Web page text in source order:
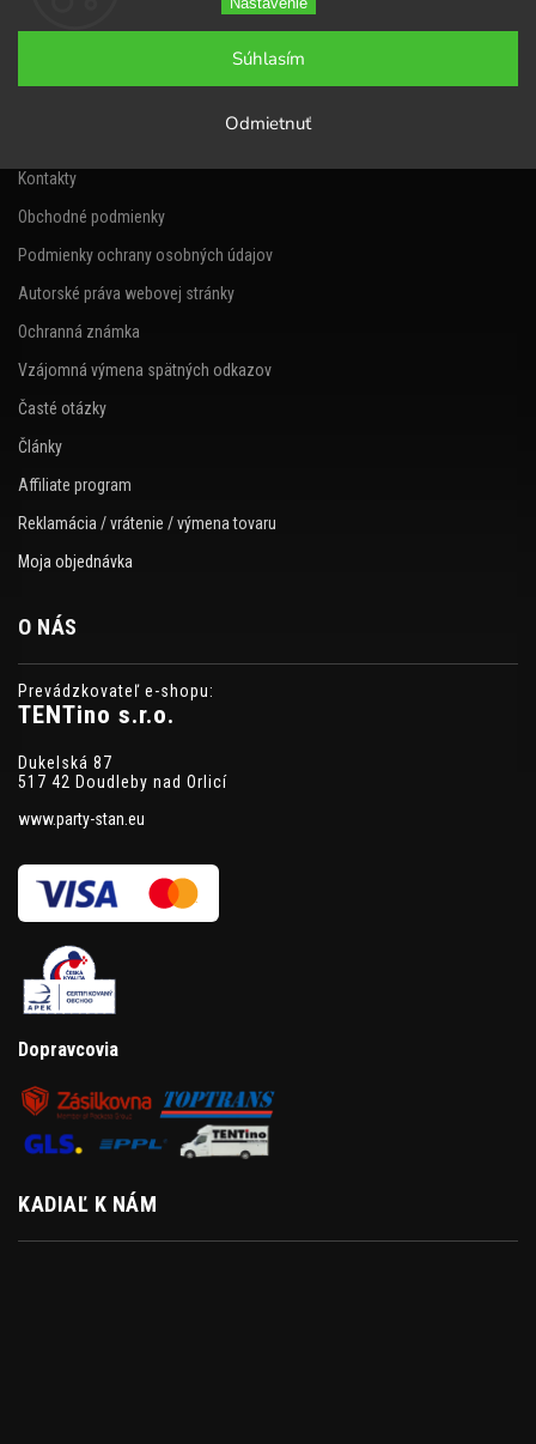
Odmietnuť
Súhlasím
Kontakty
Obchodné podmienky
Podmienky ochrany osobných údajov
Autorské práva webovej stránky
Ochranná známka
Vzájomná výmena spätných odkazov
Časté otázky
Články
Affiliate program
Reklamácia / vrátenie / výmena tovaru
Moja objednávka
O NÁS
Prevádzkovateľ e-shopu:
TENTino s.r.o.
Dukelská 87
517 42 Doudleby nad Orlicí
www.party-stan.eu
Dopravcovia
KADIAĽ K NÁM